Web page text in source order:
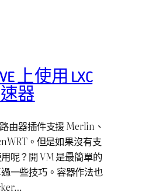
上使用 LXC
器
由器插件支援 Merlin、
。但是如果沒有支
呢？開 VM 是最簡單的
一些技巧。容器作法也